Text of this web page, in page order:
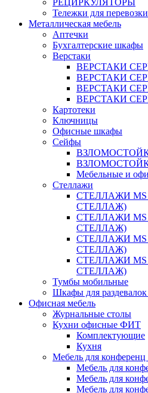
РЕЦИРКУЛЯТОРЫ
Тележки для
Металлическая мебель
Аптечки
Бухгалтерские шкафы
Верстаки
ВЕРСТАКИ
ВЕРСТАКИ
ВЕРСТАКИ
ВЕРСТАКИ
Картотеки
Ключницы
Офисные шкафы
Сейфы
Мебельные и
Стеллажи
СТЕЛЛАЖИ MS
СТЕЛЛАЖ)
СТЕЛЛАЖИ MS
СТЕЛЛАЖ)
СТЕЛЛАЖИ MS
СТЕЛЛАЖ)
СТЕЛЛАЖИ MS
СТЕЛЛАЖ)
Тумбы мобильные
Шкафы для
Офисная мебель
Журнальные столы
Кухни офисные ФИТ
Комплектующие
Кухня
Мебель для конференц
Мебель для
Мебель для
Мебель для